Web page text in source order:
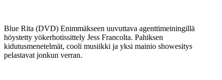
Blue Rita (DVD) Enimmäkseen uuvuttava agenttimeiningillä
höystetty yökerhotissittely Jess Francolta. Pahiksen
kidutusmenetelmät, cooli musiikki ja yksi mainio showesitys
pelastavat jonkun verran.